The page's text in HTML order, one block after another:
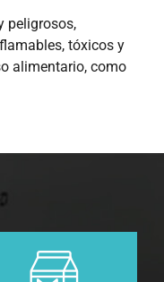
peligrosos,
tóxicos y
alimentario, como